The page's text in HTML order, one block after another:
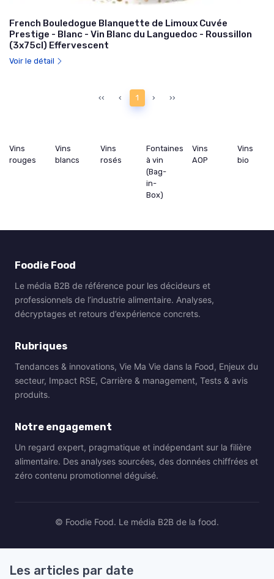
French Bouledogue Blanquette de Limoux Cuvée
Prestige - Blanc - Vin Blanc du Languedoc - Roussillon
(3x75cl) Effervescent
Voir le détail
‹‹ ‹ 1 › ››
Vins
rouges
Vins
blancs
Vins
rosés
Fontaines
à vin
(Bag-
in-
Box)
Vins
AOP
Vins
bio
Foodie Food
Le média B2B de référence pour les décideurs et
professionnels de l’industrie alimentaire. Analyses,
décryptages et retours d’expérience concrets.
Rubriques
Tendances & innovations, Vie Ma Vie dans la Food, Enjeux du
secteur, Impact RSE, Carrière & management, Tests & avis
produits.
Notre engagement
Un regard expert, pragmatique et indépendant sur la filière
alimentaire. Des analyses sourcées, des données chiffrées et
zéro contenu promotionnel déguisé.
© Foodie Food. Le média B2B de la food.
Les articles par date